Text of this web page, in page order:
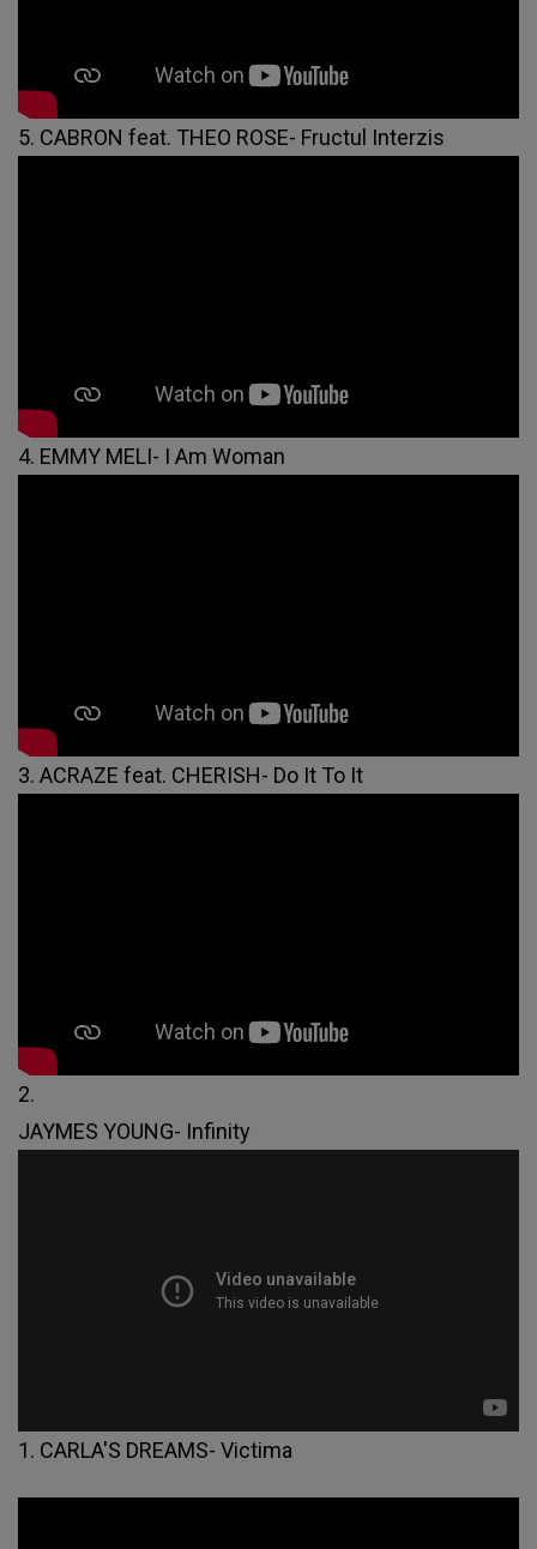
5. CABRON feat. THEO ROSE- Fructul Interzis
4. EMMY MELI- I Am Woman
3. ACRAZE feat. CHERISH- Do It To It
2.
JAYMES YOUNG- Infinity
1. CARLA'S DREAMS- Victima